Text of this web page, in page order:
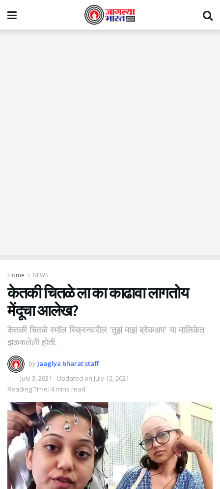
Home NEWS
केतकी चितळे ला का काढावा लागतोय
मेंदूचा आलेख?
केतकी चितळे स्मॉल स्क्रिनवरील 'तुझं माझं ब्रेकअप' या मालिकेत
झळकलेली होती.
by Jaaglya bharat staff
July 3, 2021 - Updated on July 12, 2021
Reading Time: 4 mins read